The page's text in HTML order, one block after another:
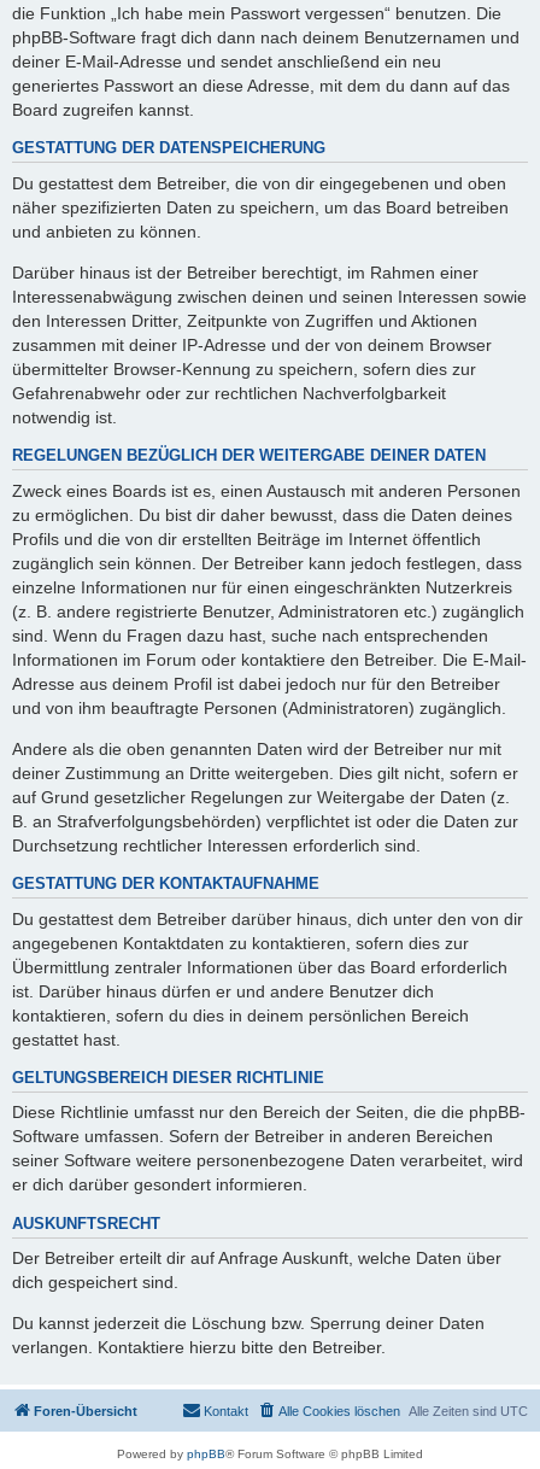
die Funktion „Ich habe mein Passwort vergessen“ benutzen. Die
phpBB-Software fragt dich dann nach deinem Benutzernamen und
deiner E-Mail-Adresse und sendet anschließend ein neu
generiertes Passwort an diese Adresse, mit dem du dann auf das
Board zugreifen kannst.
GESTATTUNG DER DATENSPEICHERUNG
Du gestattest dem Betreiber, die von dir eingegebenen und oben
näher spezifizierten Daten zu speichern, um das Board betreiben
und anbieten zu können.
Darüber hinaus ist der Betreiber berechtigt, im Rahmen einer
Interessenabwägung zwischen deinen und seinen Interessen sowie
den Interessen Dritter, Zeitpunkte von Zugriffen und Aktionen
zusammen mit deiner IP-Adresse und der von deinem Browser
übermittelter Browser-Kennung zu speichern, sofern dies zur
Gefahrenabwehr oder zur rechtlichen Nachverfolgbarkeit
notwendig ist.
REGELUNGEN BEZÜGLICH DER WEITERGABE DEINER DATEN
Zweck eines Boards ist es, einen Austausch mit anderen Personen
zu ermöglichen. Du bist dir daher bewusst, dass die Daten deines
Profils und die von dir erstellten Beiträge im Internet öffentlich
zugänglich sein können. Der Betreiber kann jedoch festlegen, dass
einzelne Informationen nur für einen eingeschränkten Nutzerkreis
(z. B. andere registrierte Benutzer, Administratoren etc.) zugänglich
sind. Wenn du Fragen dazu hast, suche nach entsprechenden
Informationen im Forum oder kontaktiere den Betreiber. Die E-Mail-
Adresse aus deinem Profil ist dabei jedoch nur für den Betreiber
und von ihm beauftragte Personen (Administratoren) zugänglich.
Andere als die oben genannten Daten wird der Betreiber nur mit
deiner Zustimmung an Dritte weitergeben. Dies gilt nicht, sofern er
auf Grund gesetzlicher Regelungen zur Weitergabe der Daten (z.
B. an Strafverfolgungsbehörden) verpflichtet ist oder die Daten zur
Durchsetzung rechtlicher Interessen erforderlich sind.
GESTATTUNG DER KONTAKTAUFNAHME
Du gestattest dem Betreiber darüber hinaus, dich unter den von dir
angegebenen Kontaktdaten zu kontaktieren, sofern dies zur
Übermittlung zentraler Informationen über das Board erforderlich
ist. Darüber hinaus dürfen er und andere Benutzer dich
kontaktieren, sofern du dies in deinem persönlichen Bereich
gestattet hast.
GELTUNGSBEREICH DIESER RICHTLINIE
Diese Richtlinie umfasst nur den Bereich der Seiten, die die phpBB-
Software umfassen. Sofern der Betreiber in anderen Bereichen
seiner Software weitere personenbezogene Daten verarbeitet, wird
er dich darüber gesondert informieren.
AUSKUNFTSRECHT
Der Betreiber erteilt dir auf Anfrage Auskunft, welche Daten über
dich gespeichert sind.
Du kannst jederzeit die Löschung bzw. Sperrung deiner Daten
verlangen. Kontaktiere hierzu bitte den Betreiber.
Foren-Übersicht Alle Zeiten sind UTC
Alle Cookies löschen
Kontakt
Powered by phpBB® Forum Software © phpBB Limited